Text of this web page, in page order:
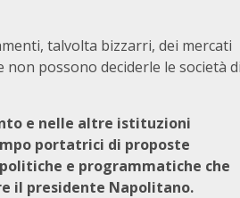
talvolta bizzarri, dei mercati
possono deciderle le società
e nelle altre istituzioni
portatrici di proposte
e programmatiche che
il presidente Napolitano.